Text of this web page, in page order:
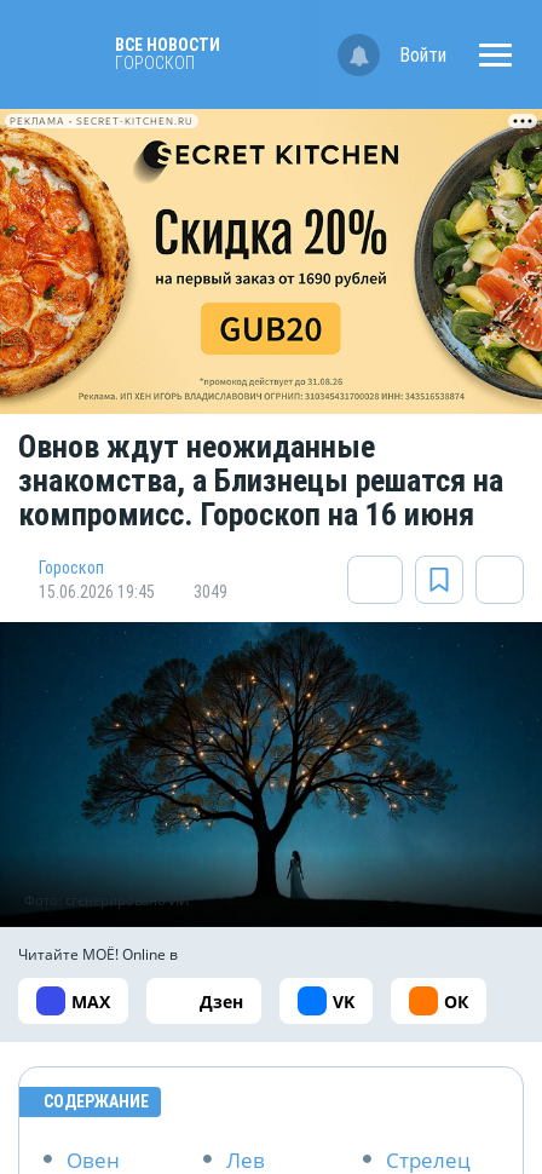
ВСЕ НОВОСТИ
ГОРОСКОП
Войти
РЕКЛАМА • SECRET-KITCHEN.RU
Овнов ждут неожиданные
знакомства, а Близнецы решатся на
компромисс. Гороскоп на 16 июня
Гороскоп
15.06.2026 19:45
3049
Фото: сгенерировано ИИ
Читайте МОЁ! Online в
MAX Дзен VK ОК
СОДЕРЖАНИЕ
Овен
Лев
Стрелец